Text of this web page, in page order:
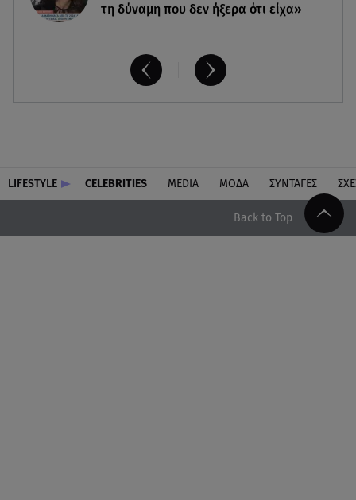
τη δύναμη που δεν ήξερα ότι είχα»
LIFESTYLE CELEBRITIES MEDIA ΜΟΔΑ ΣΥΝΤΑΓΕΣ
Back to Top